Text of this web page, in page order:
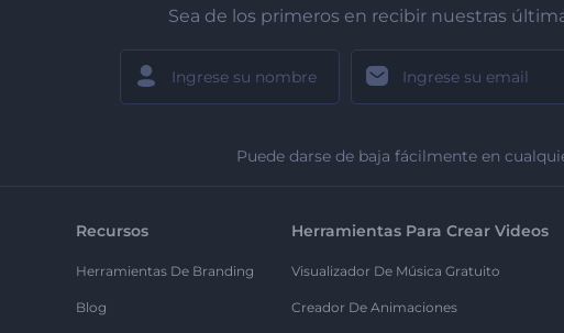
Sea de los primeros en recibir nuestras
Puede darse de baja fácilmente en
Recursos
Herramientas De Branding
Blog
Herramientas Para Crear Videos
Visualizador De Música Gratuito
Creador De Animaciones